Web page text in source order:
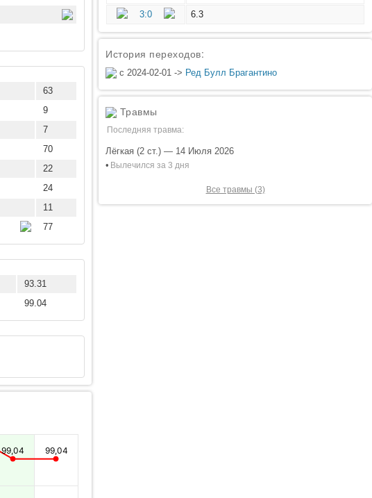
63
9
7
70
22
24
11
77
93.31
99.04
99,04 99,04
3:0
6.3
История переходов:
с 2024-02-01 -> Ред Булл Брагантино
Травмы
Последняя травма:
Лёгкая (2 ст.) — 14 Июля 2026
• Вылечился за 3 дня
Все травмы (3)